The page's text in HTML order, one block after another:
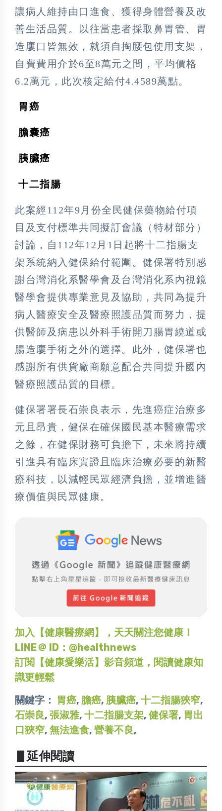
讓病人維持由口進食、獲得身體營養及改
善生活品質。以往當患者採取鼻胃管、胃
造廔口皆無效，就須自掏腰包使用支架，
自費費用介於6至8萬元之間，平均價格
6.2萬元，此次核定給付4.4589萬點。
胃癌
膽囊癌
胰臟癌
十二指腸
此案經112年9月份全民健保藥物給付項
目及支付標準共同擬訂會議（特材部分）
討論，自112年12月1日起將十二指腸支
架系統納入健保給付範圍。健保署特別感
謝台灣消化系醫學會及台灣消化系內視鏡
醫學會提供專業意見及協助，共同為提升
病人醫療安全及醫療照護品質而努力，提
供醫師及病患以外科手術開刀腸胃繞道或
腸造廔手術之外的選擇。此外，健保署也
感謝所有供貨廠商願意配合共同提升國內
醫療照護品質的目標。
健保署署長石崇良表示，先進癌症治療多
元且昂貴，健保在確保國民基本醫療需求
之餘，在健保財務可負擔下，未來將持續
引進具有臨床實證且臨床治療必要的新醫
療科技，以減輕民眾經濟負擔，並增進醫
療價值與民眾健康。
加入【健康醫療網】，天天關注您健康！
LINE＠ ID：@healthnews
訂閱【健康愛樂活】影音頻道，閱讀健康知
識更輕鬆
關鍵字： 胃癌, 膽癌, 胰臟癌, 十二指腸狹窄,
石崇良, 張淑雅, 十二指腸支架, 健保署, 胃出
口狹窄, 無法進食, 營養不良,
▋延伸閱讀